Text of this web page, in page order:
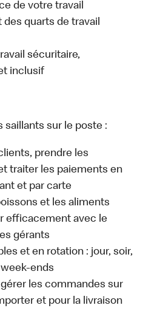
de votre travail
des quarts de travail
sécuritaire,
inclusif
saillants sur le poste :
prendre les
traiter les paiements en
et par carte
et les aliments
efficacement avec le
gérants
et en rotation : jour, soir,
ends
les commandes sur
et pour la livraison